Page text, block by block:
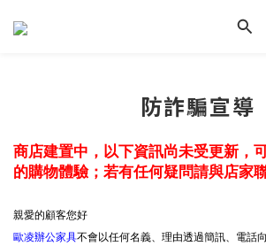
防詐騙宣導
商店建置中，以下資訊尚未受更新，
的購物體驗；若有任何疑問請與店家聯
親愛的顧客您好
歐凌辦公家具不會以任何名義、理由透過簡訊、電話